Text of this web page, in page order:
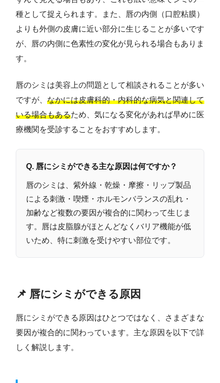
種として捉えられます。また、唇の内側（口腔粘膜）
よりも外側の皮膚に近い部分に生じることが多いです
が、唇の内側に色素性の変化が見られる場合もありま
す。
唇のシミは美容上の問題として相談されることが多い
ですが、 なかには皮膚科的・内科的な病気と関連して
いる場合もあるため、気になる変化があれば早めに医
療機関を受診することをおすすめします。
Q. 唇にシミができる主な原因は何ですか？
唇のシミは、紫外線・乾燥・摩擦・リップ製品
による刺激・喫煙・ホルモンバランスの乱れ・
加齢など複数の要因が複合的に関わって生じま
す。唇は皮脂腺がほとんどなくバリア機能が低
いため、特に刺激を受けやすい部位です。
📌 唇にシミができる原因
唇にシミができる原因はひとつではなく、さまざまな
要因が複合的に関わっています。主な原因を以下で詳
しく解説します。